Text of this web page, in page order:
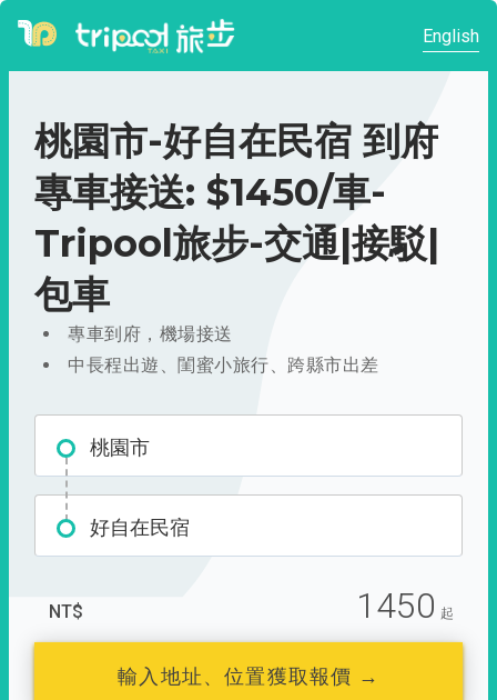
English
桃園市-好自在民宿 到府
專車接送: $1450/車-
Tripool旅步-交通|接駁|
包車
專車到府，機場接送
中長程出遊、閨蜜小旅行、跨縣市出差
桃園市
好自在民宿
NT$ 1450 起
輸入地址、位置獲取報價 →